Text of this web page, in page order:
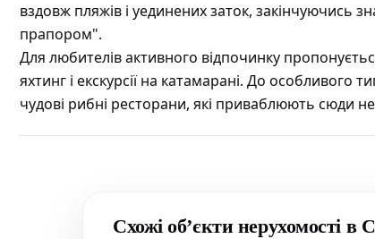
вздовж пляжів і уединених заток,
прапором".
Для любителів активного відпочинку
яхтинг і екскурсії на катамарані. До особливого
чудові рибні ресторани, які приваблюють сюди не
Схожі об’єкти нерухомості